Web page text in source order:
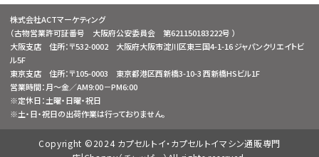
株式会社ACTマーケティング
（古物営業許可証番号 大阪府公安委員会 第621150183222号 ）
大阪支店 住所：〒532-0002 大阪府大阪市淀川区東三国4-1-16 ジャパンクリエイトビ
ル5F
東京支店 住所：〒105-0003 東京都港区西新橋3-10-3 西新橋HSビル1F
営業時間：月～金／AM9:00－PM6:00
※定休日：土曜・日曜・祝日
※土・日・祝日の出荷作業は行っておりません。
Copyright ©2024 カプセルトイ・カプセルトイマシン通販専門